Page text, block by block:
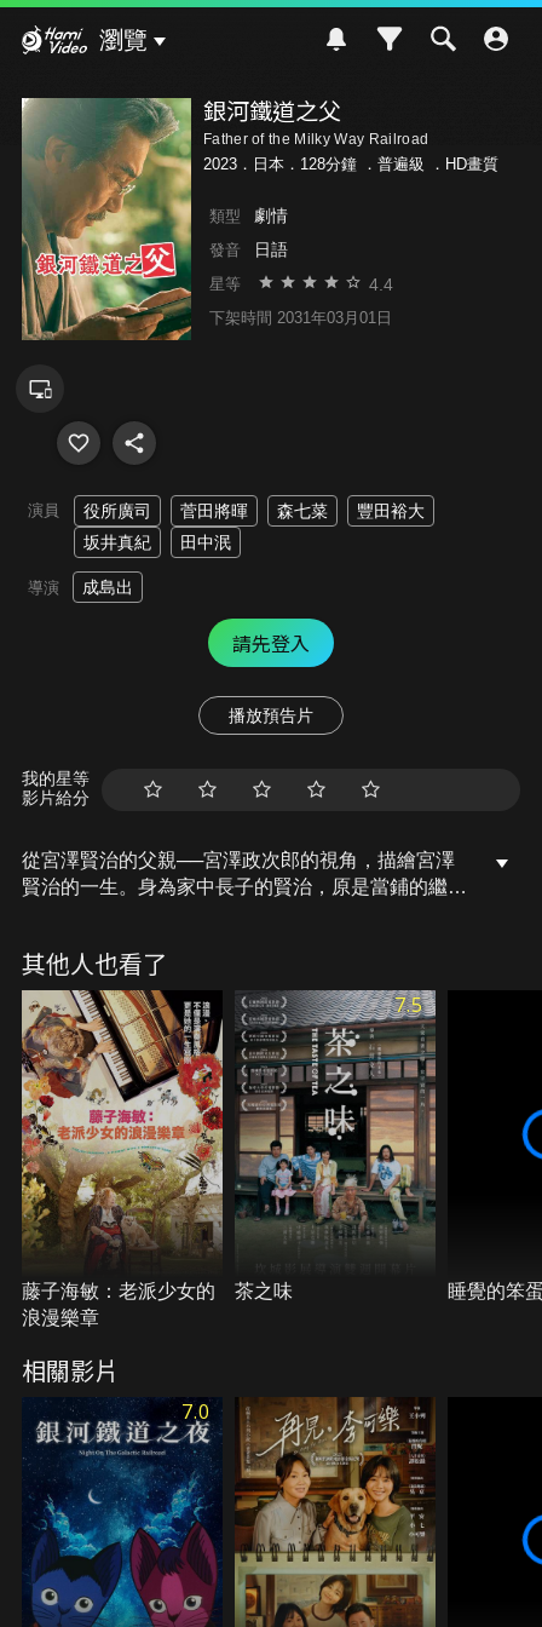
瀏覽
銀河鐵道之父
Father of the Milky Way Railroad
2023．日本．128分鐘 ． 普遍級 ．HD畫質
類型 劇情
發音 日語
星等 4.4
下架時間 2031年03月01日
演員 役所廣司 菅田將暉 森七菜
豐田裕大
坂井真紀
田中泯
導演 成島出
請先登入
播放預告片
我的星等
影片給分
從宮澤賢治的父親──宮澤政次郎的視角，描繪宮澤
賢治的一生。身為家中長子的賢治，原是當鋪的繼承
成為一名嚴父，但還是把賢治寵壞。然而，賢治最寵
愛的妹妹惠卻不幸罹患重病，賢治才開始執筆寫下一
部部作品…
其他人也看了
藤子海敏：老派少女的
浪漫樂章
7.5
茶之味 睡覺的笨
相關影片
7.0